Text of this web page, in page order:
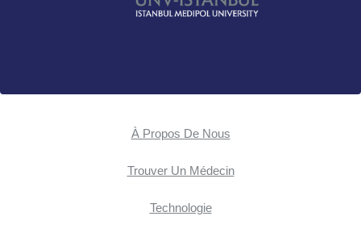
À Propos De Nous
Trouver Un Médecin
Technologie